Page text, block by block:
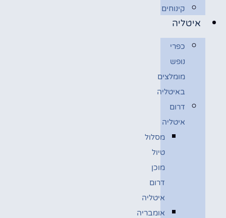
קינוחים
איטליה
כפרי
נופש
מומלצים
באיטליה
דרום
איטליה
מסלול
טיול
מוכן
דרום
איטליה
אומבריה